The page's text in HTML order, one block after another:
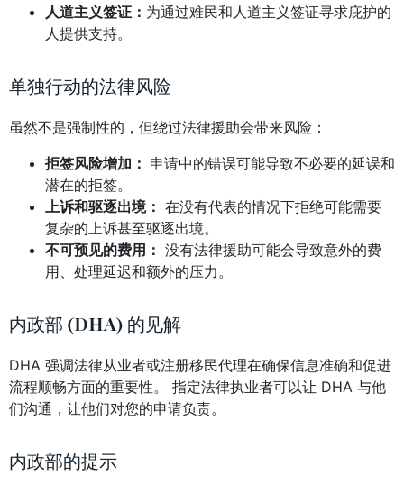
人道主义签证： 为通过难民和人道主义签证寻求庇护的
人提供支持。
单独行动的法律风险
虽然不是强制性的，但绕过法律援助会带来风险：
拒签风险增加： 申请中的错误可能导致不必要的延误和
潜在的拒签。
上诉和驱逐出境： 在没有代表的情况下拒绝可能需要
复杂的上诉甚至驱逐出境。
不可预见的费用： 没有法律援助可能会导致意外的费
用、处理延迟和额外的压力。
内政部 (DHA) 的见解
DHA 强调法律从业者或注册移民代理在确保信息准确和促进
流程顺畅方面的重要性。 指定法律执业者可以让 DHA 与他
们沟通，让他们对您的申请负责。
内政部的提示